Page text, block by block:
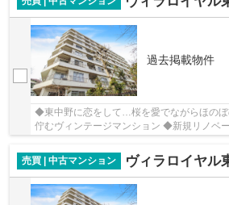
過去掲載物件
◆東中野に恋をして…桜を愛でながらほの
佇むヴィンテージマンション ◆新規リノベ
◆52.58平米のゆったり1LDK
売買 | 中古マンション
ヴィラロイヤル